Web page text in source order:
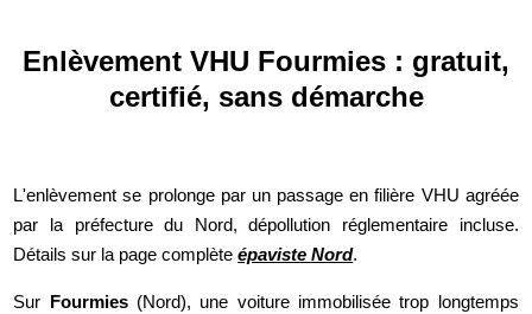
Enlèvement VHU Fourmies : gratuit,
certifié, sans démarche
L'enlèvement se prolonge par un passage en filière VHU agréée
par la préfecture du Nord, dépollution réglementaire incluse.
Détails sur la page complèteépaviste Nord.
Sur Fourmies(Nord), une voiture immobilisée trop longtemps